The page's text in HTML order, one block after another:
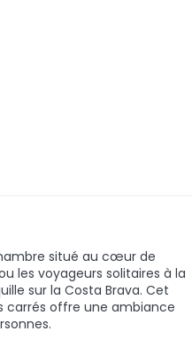
situé au cœur de
les voyageurs solitaires à la
sur la Costa Brava. Cet
offre une ambiance